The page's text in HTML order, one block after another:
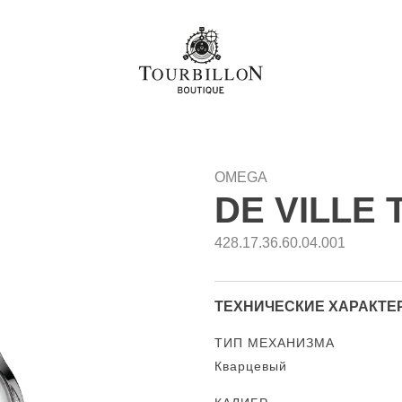
OMEGA
DE VILLE
428.17.36.60.04.001
ТЕХНИЧЕСКИЕ
ТИП МЕХАНИЗМА
Кварцевый